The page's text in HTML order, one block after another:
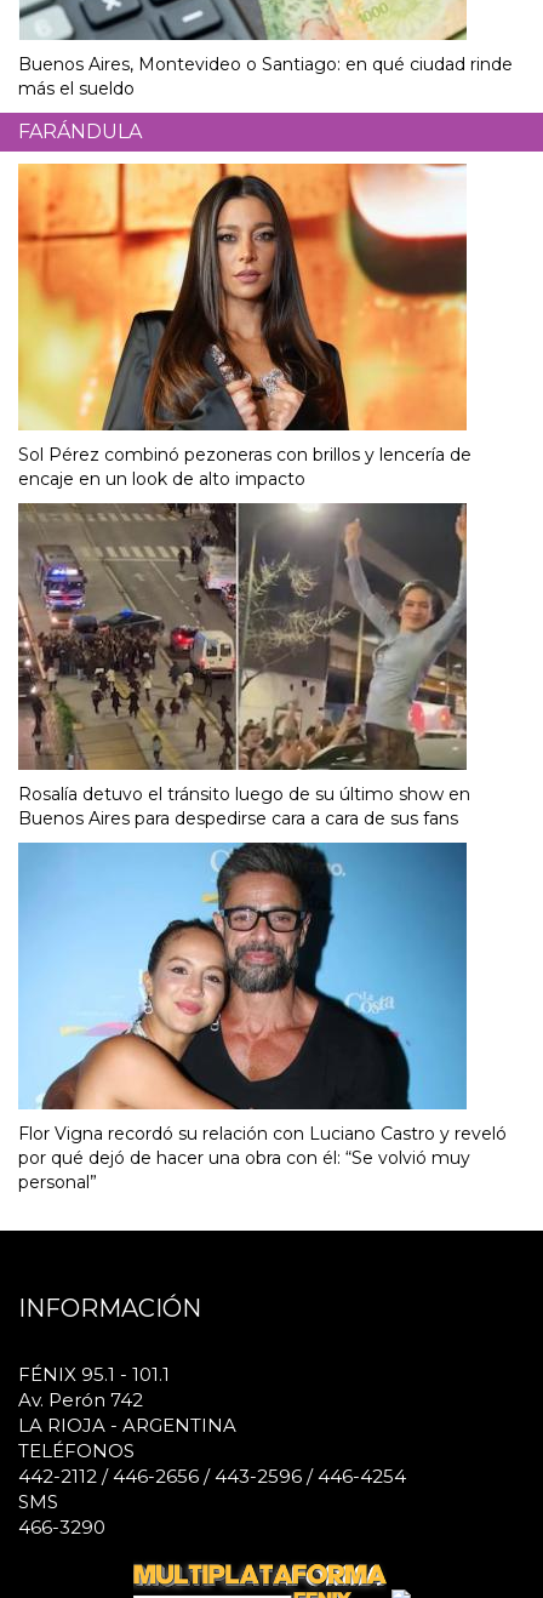
Buenos Aires, Montevideo o Santiago: en qué ciudad rinde
más el sueldo
FARÁNDULA
Sol Pérez combinó pezoneras con brillos y lencería de
encaje en un look de alto impacto
Rosalía detuvo el tránsito luego de su último show en
Buenos Aires para despedirse cara a cara de sus fans
Flor Vigna recordó su relación con Luciano Castro y reveló
por qué dejó de hacer una obra con él: “Se volvió muy
personal”
INFORMACIÓN
FÉNIX 95.1 - 101.1
Av. Perón 742
LA RIOJA - ARGENTINA
TELÉFONOS
442-2112 / 446-2656 / 443-2596 / 446-4254
SMS
466-3290